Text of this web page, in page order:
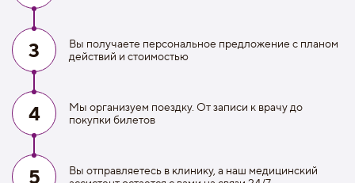
3
Вы получаете персональное предложение с планом
действий и стоимостью
4
Мы организуем поездку. От записи к врачу до
покупки билетов
5
Вы отправляетесь в клинику, а наш медицинский